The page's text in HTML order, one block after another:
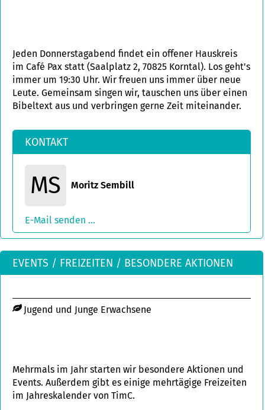
Jeden Donnerstagabend findet ein offener Hauskreis
im Café Pax statt (Saalplatz 2, 70825 Korntal). Los geht's
immer um 19:30 Uhr. Wir freuen uns immer über neue
Leute. Gemeinsam singen wir, tauschen uns über einen
Bibeltext aus und verbringen gerne Zeit miteinander.
KONTAKT
MS Moritz Sembill
E-Mail senden ...
EVENTS / FREIZEITEN / BESONDERE AKTIONEN
Mehrmals im Jahr starten wir besondere Aktionen und
Events. Außerdem gibt es einige mehrtägige Freizeiten
im Jahreskalender von TimC.
Jugend und Junge Erwachsene